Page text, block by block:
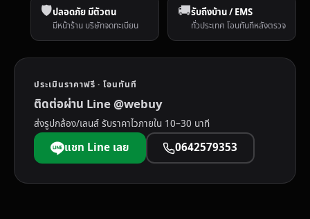
🛡️ปลอดภัย มีตัวตน
มีหน้าร้าน บริษัทจดทะเบียน
🚚รับถึงบ้าน / EMS
ทั่วประเทศ โอนทันทีหลังตรวจ
ประเมินราคาฟรี · โอนทันที
ติดต่อผ่าน Line @webuy
ส่งรูปกล้อง/เลนส์ รับราคาไวภายใน 10–30 นาที
แชท Line เลย 0642579353